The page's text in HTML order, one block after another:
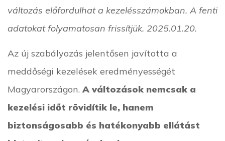
változás előfordulhat a kezelésszámokban. A fenti
adatokat folyamatosan frissítjük. 2025.01.20.
Az új szabályozás jelentősen javította a
meddőségi kezelések eredményességét
Magyarországon. A változások nemcsak a
kezelési időt rövidítik le, hanem
biztonságosabb és hatékonyabb ellátást